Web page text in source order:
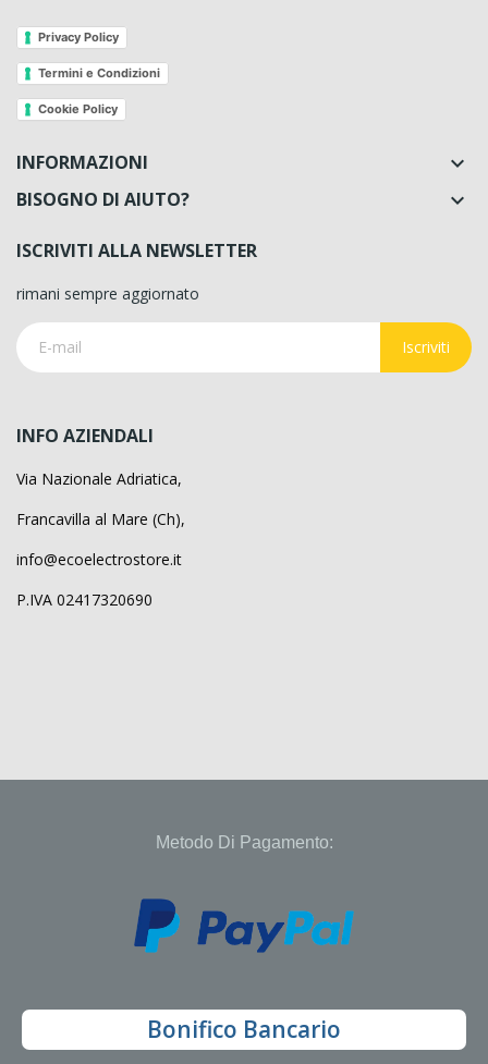
Privacy Policy
Termini e Condizioni
Cookie Policy
INFORMAZIONI 
BISOGNO DI AIUTO? 
ISCRIVITI ALLA NEWSLETTER
rimani sempre aggiornato
Iscriviti
INFO AZIENDALI
Via Nazionale Adriatica,
Francavilla al Mare (Ch),
info@ecoelectrostore.it
P.IVA 02417320690
Metodo Di Pagamento:
Bonifico Bancario